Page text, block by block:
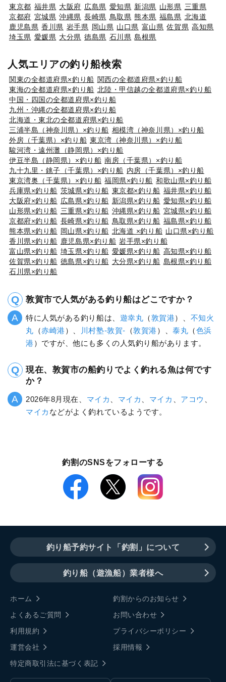
東京都 福井県 大阪府 広島県 愛知県 新潟県 山形県 三重県
京都府 宮城県 沖縄県 長崎県 鳥取県 熊本県 福島県 北海道
鹿児島県 香川県 岩手県 岡山県 山口県 富山県 佐賀県 高知県
埼玉県 愛媛県 大分県 徳島県 石川県 島根県
人気エリアの釣り船検索
関東の全都道府県×釣り船 関西の全都道府県×釣り船
東海の全都道府県×釣り船 北陸・甲信越の全都道府県×釣り船
中国・四国の全都道府県×釣り船
九州・沖縄の全都道府県×釣り船
北海道・東北の全都道府県×釣り船
三浦半島（神奈川県）×釣り船 相模湾（神奈川県）×釣り船
外房（千葉県）×釣り船 東京湾（神奈川県）×釣り船
駿河湾・遠州灘（静岡県）×釣り船
伊豆半島（静岡県）×釣り船 南房（千葉県）×釣り船
九十九里・銚子（千葉県）×釣り船 内房（千葉県）×釣り船
東京湾奥（千葉県）×釣り船 福岡県×釣り船 和歌山県×釣り船
兵庫県×釣り船 茨城県×釣り船 東京都×釣り船 福井県×釣り船
大阪府×釣り船 広島県×釣り船 新潟県×釣り船 愛知県×釣り船
山形県×釣り船 三重県×釣り船 沖縄県×釣り船 宮城県×釣り船
京都府×釣り船 長崎県×釣り船 鳥取県×釣り船 福島県×釣り船
熊本県×釣り船 岡山県×釣り船 北海道 ×釣り船 山口県×釣り船
香川県×釣り船 鹿児島県×釣り船 岩手県×釣り船
富山県×釣り船 埼玉県×釣り船 愛媛県×釣り船 高知県×釣り船
佐賀県×釣り船 徳島県×釣り船 大分県×釣り船 島根県×釣り船
石川県×釣り船
敦賀市で人気がある釣り船はどこですか？
特に人気がある釣り船は、 遊幸丸 （敦賀港）、 不知火
丸 （赤崎港 ）、 川村塾-敦賀- （敦賀港 ）、泰丸 （色浜
港 ）ですが、他にも多くの人気釣り船があります。
現在、敦賀市の船釣りでよく釣れる魚は何です
か？
2026年8月現在、 マイカ マイカ マイカ アコウ
マイカ などがよく釣れているようです。
釣割のSNSをフォローする
釣り船予約サイト「釣割」について
釣り船（遊漁船）業者様へ
ホーム
釣割からのお知らせ
よくあるご質問
お問い合わせ
利用規約
プライバシーポリシー
運営会社
採用情報
特定商取引法に基づく表記